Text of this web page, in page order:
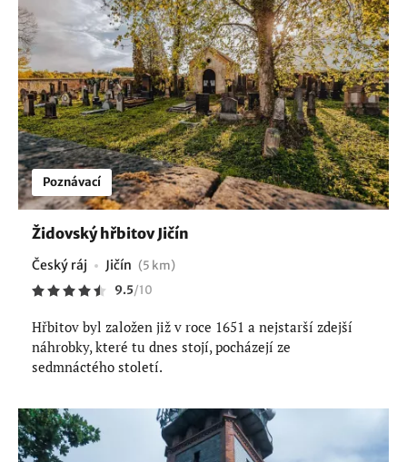
Poznávací
Židovský hřbitov Jičín
Český ráj Jičín (5 km)
9.5/10
Hřbitov byl založen již v roce 1651 a nejstarší zdejší
náhrobky, které tu dnes stojí, pocházejí ze
sedmnáctého století.